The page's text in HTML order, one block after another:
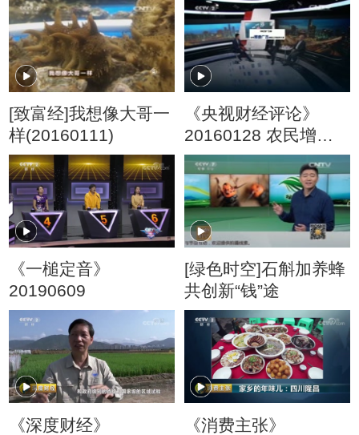
[致富经]我想像大哥一
样(20160111)
《央视财经评论》
20160128 农民增收
靠种地还是打工？
《一槌定音》
20190609
[绿色时空]石斛加养蜂
共创新“钱”途
《深度财经》
《消费主张》